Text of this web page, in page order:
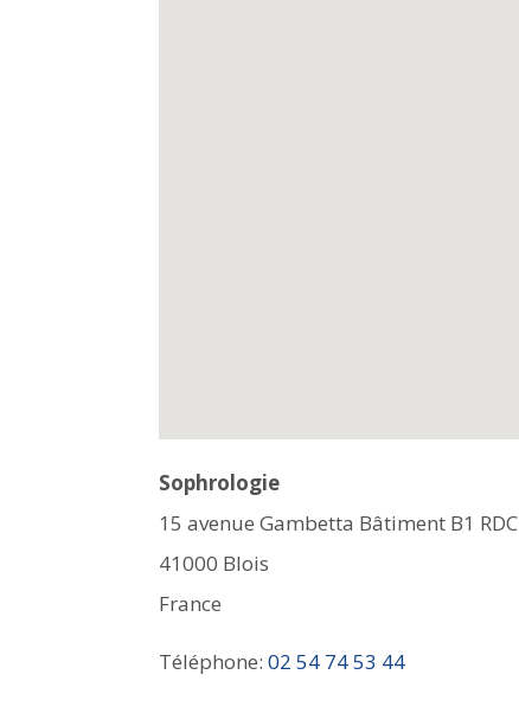
Sophrologie
15 avenue Gambetta Bâtiment B1 RDC
41000 Blois
France
Téléphone:02 54 74 53 44